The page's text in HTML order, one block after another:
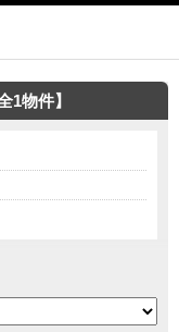
1物件】